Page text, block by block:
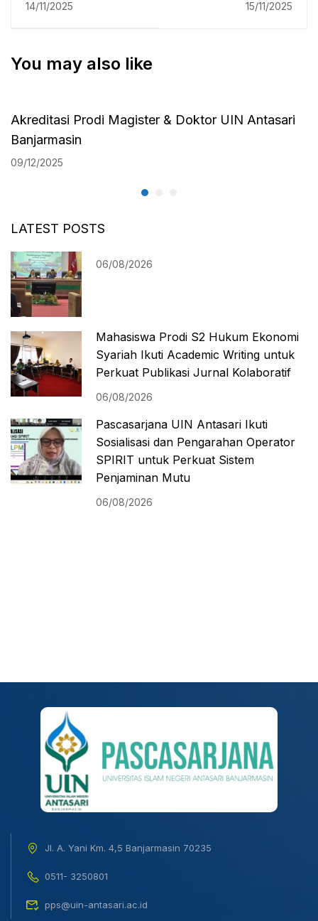
14/11/2025 15/11/2025
You may also like
Akreditasi Prodi Magister & Doktor UIN Antasari
Banjarmasin
09/12/2025
LATEST POSTS
06/08/2026
Mahasiswa Prodi S2 Hukum Ekonomi
Syariah Ikuti Academic Writing untuk
Perkuat Publikasi Jurnal Kolaboratif
06/08/2026
Pascasarjana UIN Antasari Ikuti
Sosialisasi dan Pengarahan Operator
SPIRIT untuk Perkuat Sistem
Penjaminan Mutu
06/08/2026
Jl. A. Yani Km. 4,5 Banjarmasin 70235
0511- 3250801
pps@uin-antasari.ac.id